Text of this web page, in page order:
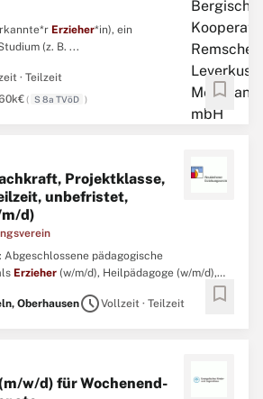
Erzieher*in), ein
(z. B. ...
· Teilzeit
( S 8a TVöD ) bookmark
Projektklasse,
unbefristet,
d)
pädagogische
Erzieher (w/m/d), Heilpädagoge (w/m/d),
Bereitschaft, mit Kindern und Jugendlichen
OberhausenscheduleVollzeit · Teilzeit bookmark
w/d) für Wochenend-